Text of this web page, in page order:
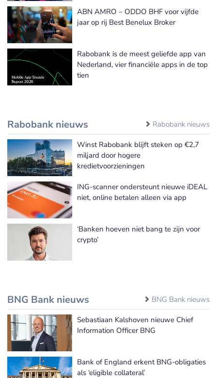
ABN AMRO – ODDO BHF voor vijfde
jaar op rij Best Benelux Broker
Rabobank is de meest geliefde app van
Nederland, vier financiële apps in de top
tien
Rabobank nieuws Rabobank nieuws
Winst Rabobank blijft steken op €2,7
miljard door hogere
kredietvoorzieningen
ING-scanner ondersteunt nieuwe iDEAL
niet, online betalen alleen via app
‘Banken hoeven niet bang te zijn voor
crypto’
BNG Bank nieuws BNG Bank nieuws
Sebastiaan Kalshoven nieuwe Chief
Information Officer BNG
Bank of England erkent BNG-obligaties
als ‘eligible collateral’